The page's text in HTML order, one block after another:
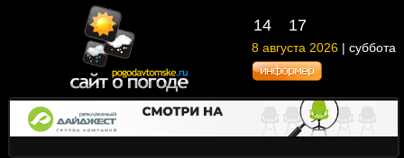
14 17
8 августа 2026 | суббота